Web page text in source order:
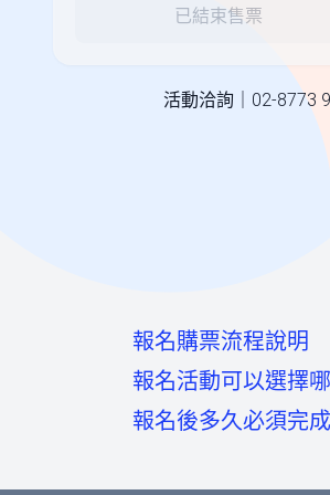
已結束售票
活動洽詢｜02-8773
報名購票流程說明
至活動頁面點選
報名活動可以選擇
虛擬帳號：提供一
報名後多久必須完